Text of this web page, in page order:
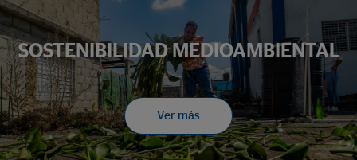
SOSTENIBILIDAD MEDIOAMBIENTAL
Ver más